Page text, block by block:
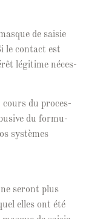
de saisie
le con­tact est
légitime néces­
cours du proces­
du for­mu­
sys­tèmes
ne seront plus
elles ont été